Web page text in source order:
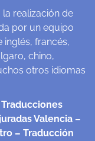
la realización de
por un equipo
francés,
chino,
otros idiomas
Traducciones
Valencia –
– Traducción